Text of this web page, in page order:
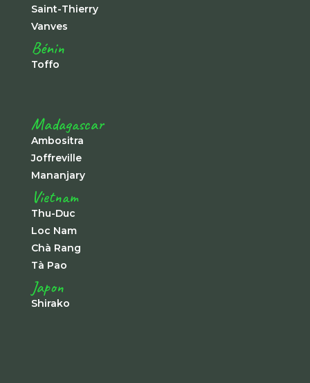
Saint-Thierry
Vanves
Bénin
Toffo
Madagascar
Ambositra
Joffreville
Mananjary
Vietnam
Thu-Duc
Loc Nam
Chà Rang
Tà Pao
Japon
Shirako